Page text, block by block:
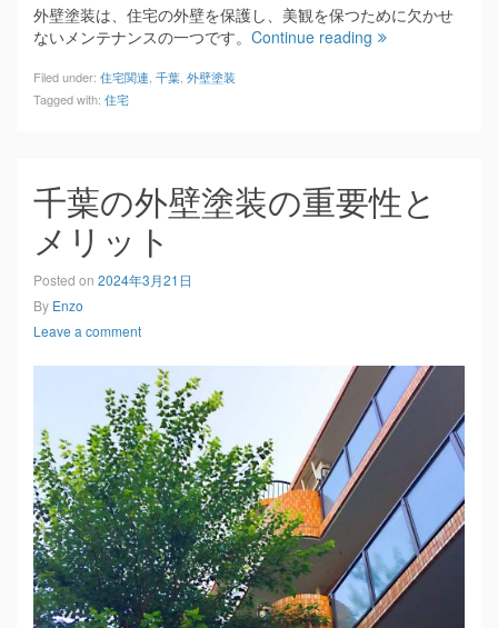
外壁塗装は、住宅の外壁を保護し、美観を保つために欠かせ
ないメンテナンスの一つです。 Continue reading
Filed under: 住宅関連 千葉 外壁塗装
Tagged with: 住宅
千葉の外壁塗装の重要性と
メリット
Posted on 2024年3月21日
By Enzo
Leave a comment